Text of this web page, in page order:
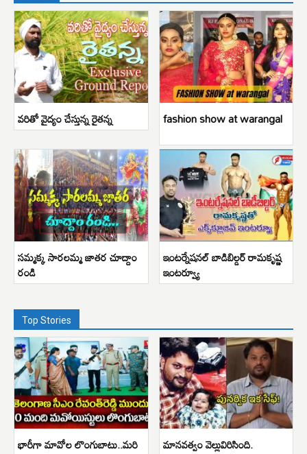
వరితో వైద్యం చేస్తున్న రైతన్న fashion show at warangal
సమ్మక్క సారలమ్మ జాతర చూద్దాం
రండి
ఇంటర్నేషనల్ బాడిబిల్డర్ రామకృష్ణ
ఇంటర్వ్యూ
Top Stories
భారీగా మావోల లొంగుబాటు..మరి మానవత్వం వెల్లువిరిసింది.